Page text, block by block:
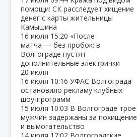
помощи: СК расследует хищение
денег с карты жительницы
Камышина
16 июля 15:20 «После
матча — без пробок: в
Волгограде пустят
дополнительные электрички
20 июля
16 июля 10:16 УФАС Волгограда
остановило рекламу клубных
шоу‑программ
15 июля 10:03 В Волгограде трое
мужчин задержаны за похищение
и вымогательство